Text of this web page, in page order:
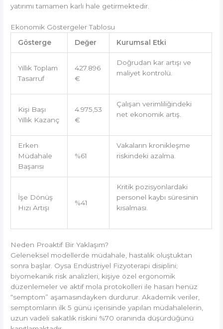
yatırımı tamamen karlı hale getirmektedir.
Ekonomik Göstergeler Tablosu
Gösterge
Değer Kurumsal Etki
Yıllık Toplam
Tasarruf
427.896
€
Doğrudan kar artışı ve
maliyet kontrolü.
Kişi Başı
Yıllık Kazanç
4.975,53
€
Çalışan verimliliğindeki
net ekonomik artış.
Erken
Müdahale
Başarısı
%61
Vakaların kronikleşme
riskindeki azalma.
İşe Dönüş
Hızı Artışı
%41
Kritik pozisyonlardaki
personel kaybı süresinin
kısalması.
Neden Proaktif Bir Yaklaşım?
Geleneksel modellerde müdahale, hastalık oluştuktan
sonra başlar. Oysa Endüstriyel Fizyoterapi disiplini;
biyomekanik risk analizleri, kişiye özel ergonomik
düzenlemeler ve aktif mola protokolleri ile hasarı henüz
“semptom” aşamasındayken durdurur.Akademik veriler,
semptomların ilk 5 günü içerisinde yapılan müdahalelerin,
uzun vadeli sakatlık riskini %70 oranında düşürdüğünü